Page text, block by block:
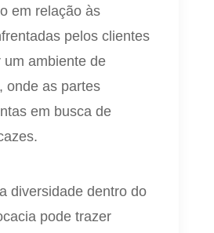
em relação às
pelos clientes
um ambiente de
onde as partes
em busca de
diversidade dentro do
pode trazer